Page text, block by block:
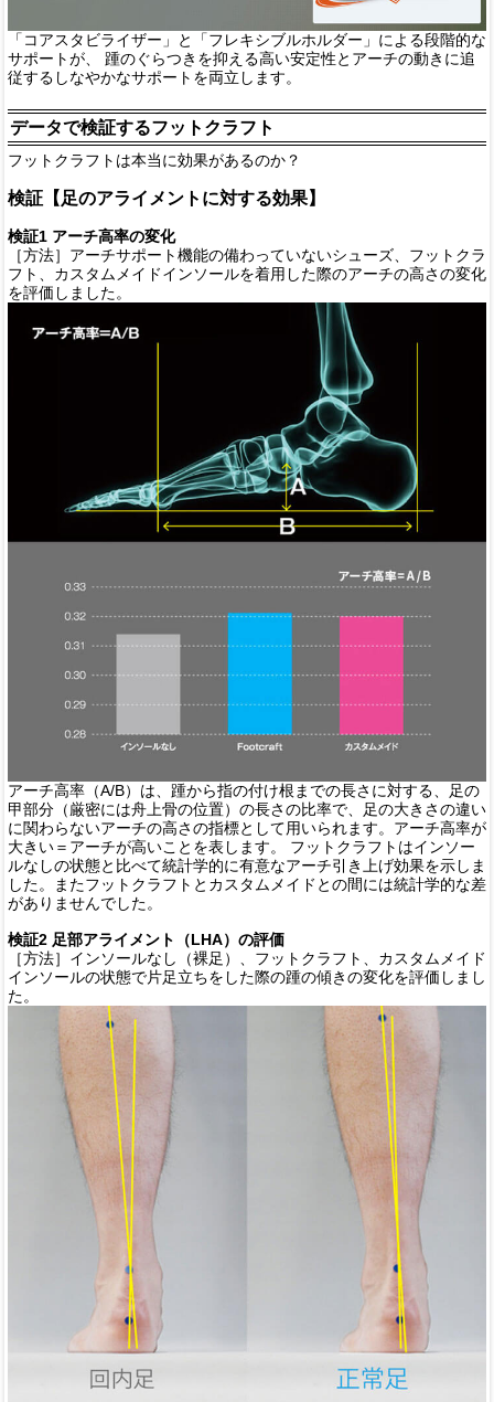
「コアスタビライザー」と「フレキシブルホルダー」による段階的な
サポートが、 踵のぐらつきを抑える高い安定性とアーチの動きに追
従するしなやかなサポートを両立します。
データで検証するフットクラフト
フットクラフトは本当に効果があるのか？
検証【足のアライメントに対する効果】
検証1 アーチ高率の変化
［方法］アーチサポート機能の備わっていないシューズ、フットクラ
フト、カスタムメイドインソールを着用した際のアーチの高さの変化
を評価しました。
アーチ高率（A/B）は、踵から指の付け根までの長さに対する、足の
甲部分（厳密には舟上骨の位置）の長さの比率で、足の大きさの違い
に関わらないアーチの高さの指標として用いられます。アーチ高率が
大きい＝アーチが高いことを表します。 フットクラフトはインソー
ルなしの状態と比べて統計学的に有意なアーチ引き上げ効果を示しま
した。またフットクラフトとカスタムメイドとの間には統計学的な差
がありませんでした。
検証2 足部アライメント（LHA）の評価
［方法］インソールなし（裸足）、フットクラフト、カスタムメイド
インソールの状態で片足立ちをした際の踵の傾きの変化を評価しまし
た。